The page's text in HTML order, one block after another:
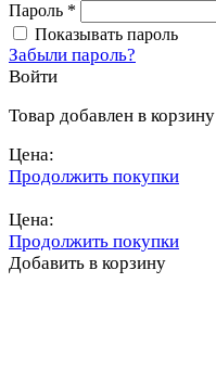
Пароль *
Показывать пароль
Забыли пароль?
Войти
Товар добавлен в корзину
Цена:
Продолжить покупки
Цена:
Продолжить покупки
Добавить в корзину